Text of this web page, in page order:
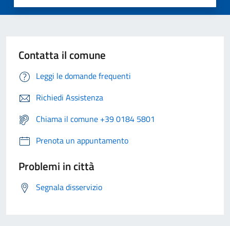
Contatta il comune
Leggi le domande frequenti
Richiedi Assistenza
Chiama il comune +39 0184 5801
Prenota un appuntamento
Problemi in città
Segnala disservizio